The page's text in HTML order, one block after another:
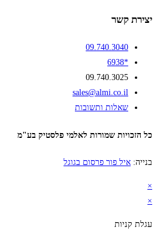
יצירת קשר
09.740.3040
*6938
09.740.3025
sales@almi.co.il
שאלות ותשובות
כל הזכויות שמורות לאלמי פלסטיק בע"מ
בנייה: איל פור פרסום בגוגל
×
×
עגלת קניות